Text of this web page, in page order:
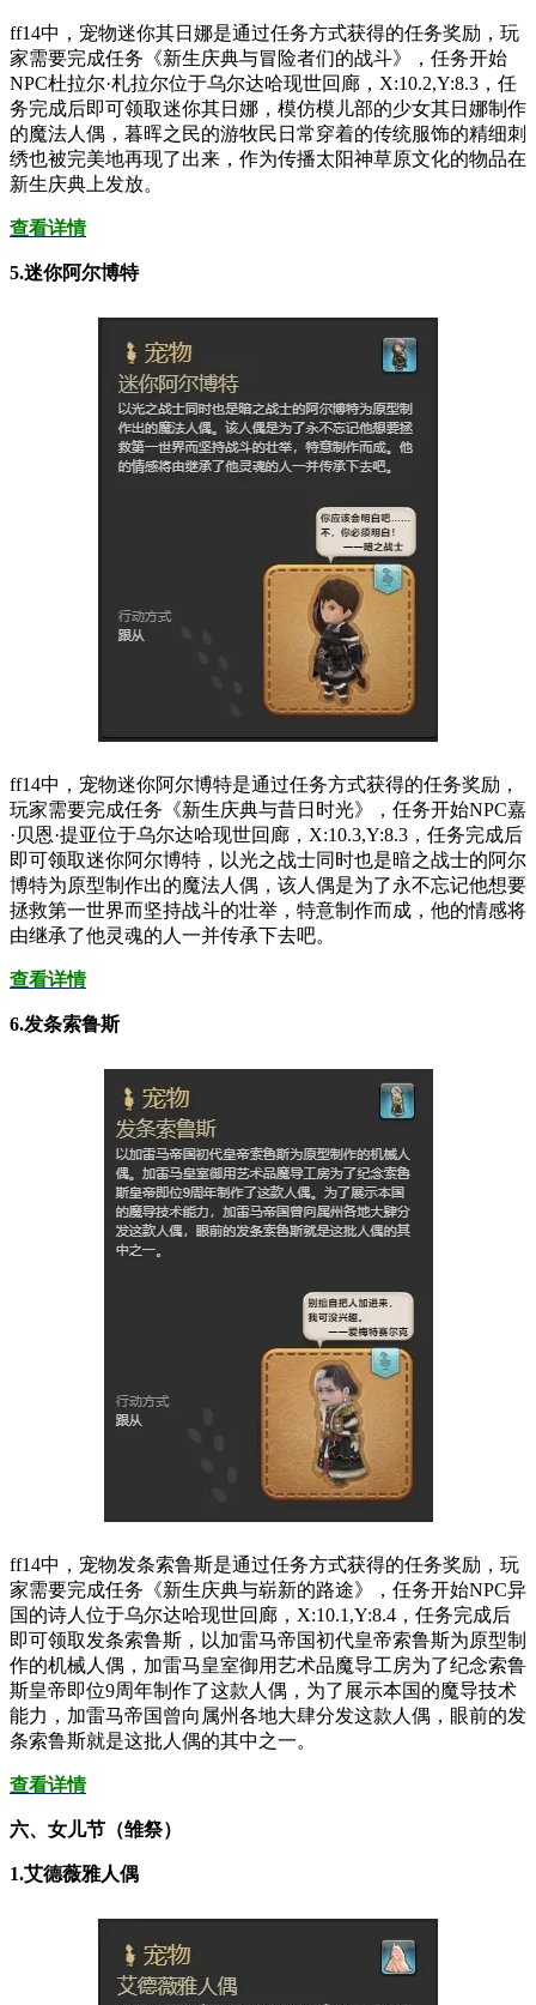
ff14中，宠物迷你其日娜是通过任务方式获得的任务奖励，玩
家需要完成任务《新生庆典与冒险者们的战斗》，任务开始
NPC杜拉尔·札拉尔位于乌尔达哈现世回廊，X:10.2,Y:8.3，任
务完成后即可领取迷你其日娜，模仿模儿部的少女其日娜制作
的魔法人偶，暮晖之民的游牧民日常穿着的传统服饰的精细刺
绣也被完美地再现了出来，作为传播太阳神草原文化的物品在
新生庆典上发放。
查看详情
5.迷你阿尔博特
ff14中，宠物迷你阿尔博特是通过任务方式获得的任务奖励，
玩家需要完成任务《新生庆典与昔日时光》，任务开始NPC嘉
·贝恩·提亚位于乌尔达哈现世回廊，X:10.3,Y:8.3，任务完成后
即可领取迷你阿尔博特，以光之战士同时也是暗之战士的阿尔
博特为原型制作出的魔法人偶，该人偶是为了永不忘记他想要
拯救第一世界而坚持战斗的壮举，特意制作而成，他的情感将
由继承了他灵魂的人一并传承下去吧。
查看详情
6.发条索鲁斯
ff14中，宠物发条索鲁斯是通过任务方式获得的任务奖励，玩
家需要完成任务《新生庆典与崭新的路途》，任务开始NPC异
国的诗人位于乌尔达哈现世回廊，X:10.1,Y:8.4，任务完成后
即可领取发条索鲁斯，以加雷马帝国初代皇帝索鲁斯为原型制
作的机械人偶，加雷马皇室御用艺术品魔导工房为了纪念索鲁
斯皇帝即位9周年制作了这款人偶，为了展示本国的魔导技术
能力，加雷马帝国曾向属州各地大肆分发这款人偶，眼前的发
条索鲁斯就是这批人偶的其中之一。
查看详情
六、女儿节（雏祭）
1.艾德薇雅人偶